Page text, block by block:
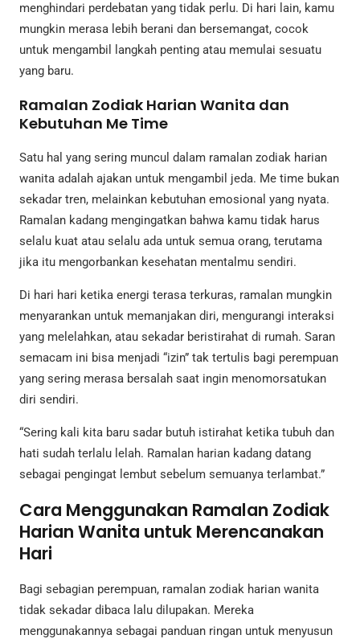
menghindari perdebatan yang tidak perlu. Di hari lain, kamu
mungkin merasa lebih berani dan bersemangat, cocok
untuk mengambil langkah penting atau memulai sesuatu
yang baru.
Ramalan Zodiak Harian Wanita dan
Kebutuhan Me Time
Satu hal yang sering muncul dalam ramalan zodiak harian
wanita adalah ajakan untuk mengambil jeda. Me time bukan
sekadar tren, melainkan kebutuhan emosional yang nyata.
Ramalan kadang mengingatkan bahwa kamu tidak harus
selalu kuat atau selalu ada untuk semua orang, terutama
jika itu mengorbankan kesehatan mentalmu sendiri.
Di hari hari ketika energi terasa terkuras, ramalan mungkin
menyarankan untuk memanjakan diri, mengurangi interaksi
yang melelahkan, atau sekadar beristirahat di rumah. Saran
semacam ini bisa menjadi “izin” tak tertulis bagi perempuan
yang sering merasa bersalah saat ingin menomorsatukan
diri sendiri.
“Sering kali kita baru sadar butuh istirahat ketika tubuh dan
hati sudah terlalu lelah. Ramalan harian kadang datang
sebagai pengingat lembut sebelum semuanya terlambat.”
Cara Menggunakan Ramalan Zodiak
Harian Wanita untuk Merencanakan
Hari
Bagi sebagian perempuan, ramalan zodiak harian wanita
tidak sekadar dibaca lalu dilupakan. Mereka
menggunakannya sebagai panduan ringan untuk menyusun